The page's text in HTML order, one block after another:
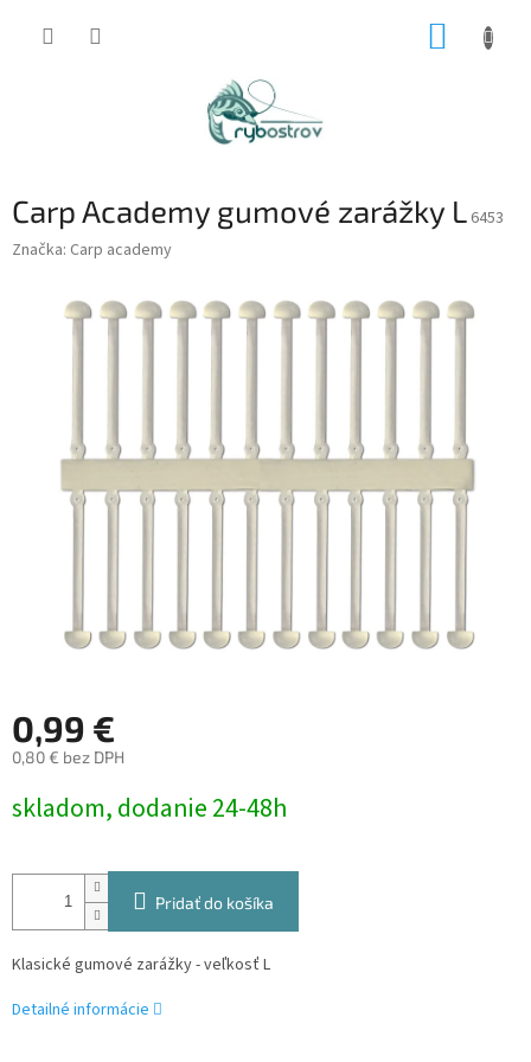
Carp Academy gumové zarážky L 6453
Značka: Carp academy
0,99 €
0,80 € bez DPH
cena:
skladom, dodanie 24-48h
Pridať do košíka
Klasické gumové zarážky - veľkosť L
Detailné informácie